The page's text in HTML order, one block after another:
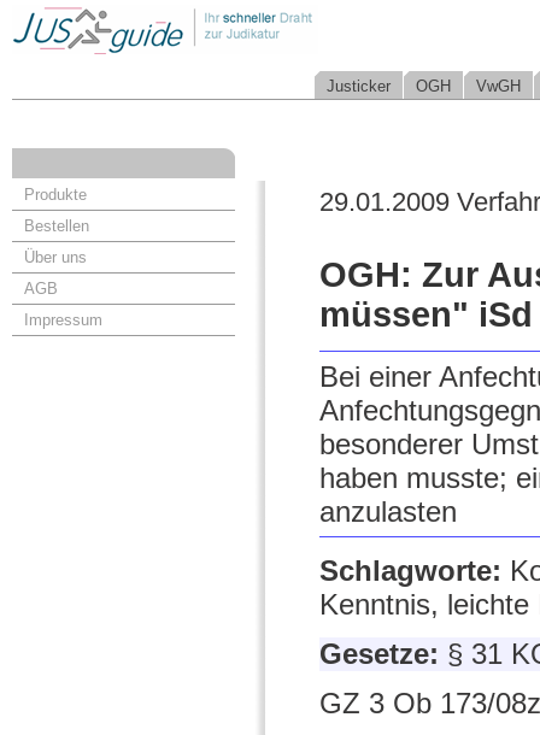
Justicker OGH VwGH
Produkte
Bestellen
Über uns
AGB
Impressum
29.01.2009
OGH: Zur
müssen" iSd
Bei einer
besonderer
haben musste;
anzulasten
Schlagworte:
Kenntnis,
Gesetze: § 31
GZ 3 Ob 173/